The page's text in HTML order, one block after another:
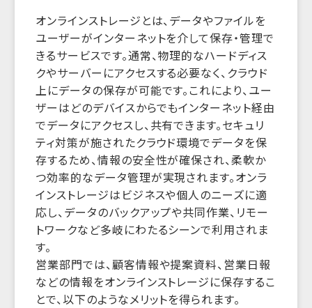
オンラインストレージとは、データやファイルを
ユーザーがインターネットを介して保存・管理で
きるサービスです。通常、物理的なハードディス
クやサーバーにアクセスする必要なく、クラウド
上にデータの保存が可能です。これにより、ユー
ザーはどのデバイスからでもインターネット経由
でデータにアクセスし、共有できます。セキュリ
ティ対策が施されたクラウド環境でデータを保
存するため、情報の安全性が確保され、柔軟か
つ効率的なデータ管理が実現されます。オンラ
インストレージはビジネスや個人のニーズに適
応し、データのバックアップや共同作業、リモー
トワークなど多岐にわたるシーンで利用されま
す。
営業部門では、顧客情報や提案資料、営業日報
などの情報をオンラインストレージに保存するこ
とで、以下のようなメリットを得られます。